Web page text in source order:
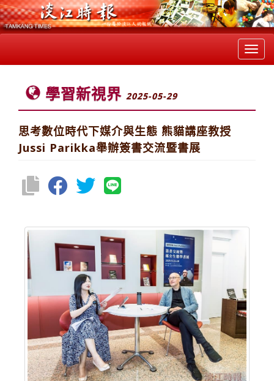
學習新視界 2025-05-29
思考數位時代下媒介與生態 熊貓講座教授
Jussi Parikka舉辦簽書交流暨書展